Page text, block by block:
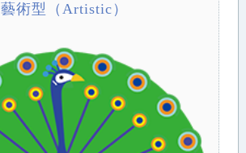
藝術型（Artistic）